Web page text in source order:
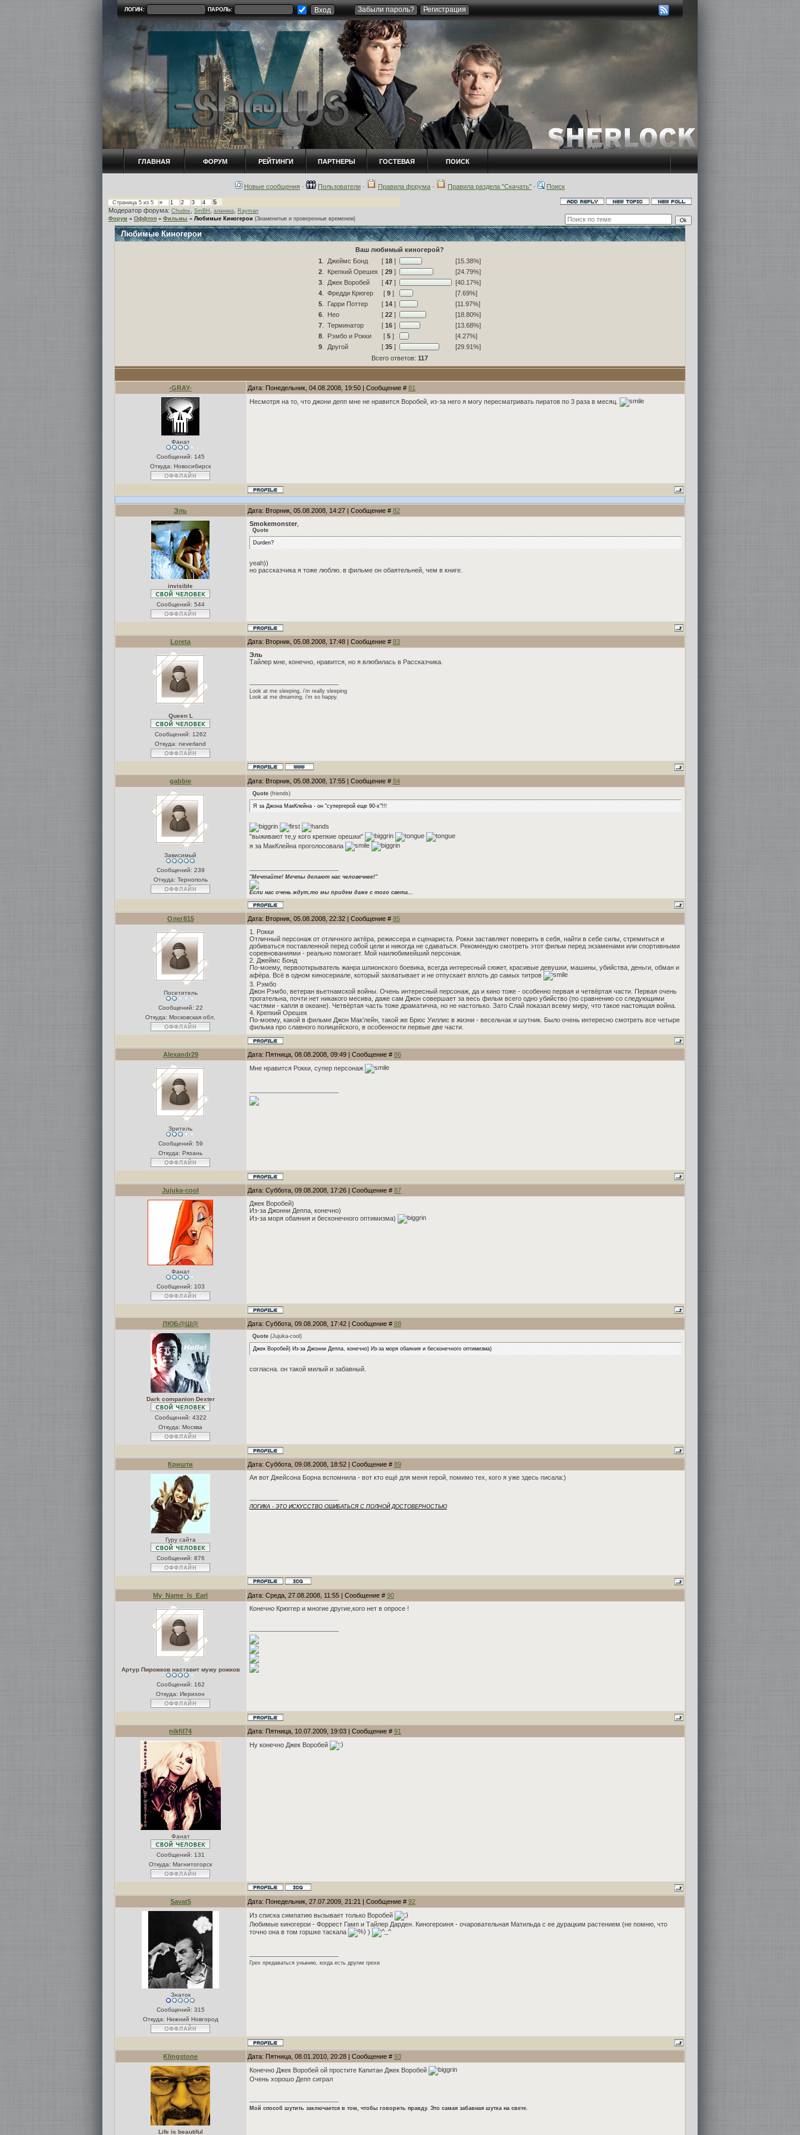
ЛОГИН: ПАРОЛЬ: Забыли пароль? Регистрация
ГЛАВНАЯ ФОРУМ РЕЙТИНГИ ПАРТНЕРЫ ГОСТЕВАЯ ПОИСК
Новые сообщения · Пользователи · Правила форума · Правила раздела "Скачать" · Поиск
Страница 5 из 5 « 1 2 3 4
5
Модератор форума: Chudov SmBH аланика
Rayman
Форум » Оффтоп » Фильмы » Любимые Киногерои (Знаменитые и проверенные временем)
Любимые Киногерои
Ваш любимый киногерой?
1
Джеймс Бонд [18 ]
[15.38%]
2
Крепкий Орешек [29 ]
[24.79%]
3
Джек Воробей [47 ]
[40.17%]
4
Фредди Крюгер [9 ]
[7.69%]
5
Гарри Поттер [14 ]
[11.97%]
6
Нео [22 ]
[18.80%]
7
Терминатор [16 ]
[13.68%]
8
Рэмбо и Рокки [5 ]
[4.27%]
9
Другой [35 ]
[29.91%]
Всего ответов:117
-GRAY- Дата: Понедельник, 04.08.2008, 19:50 | Сообщение # 81
Фанат
Сообщений: 145
Откуда: Новосибирск
Несмотря на то, что джони депп мне не нравится Воробей, из-за него я могу пересматривать пиратов по 3 раза в месяц.
Эль Дата: Вторник, 05.08.2008, 14:27 | Сообщение # 82
invisible
Сообщений: 544
Smokemonster,
Quote
Durden?
yeah))
но рассказчика я тоже люблю. в фильме он обаятельней, чем в книге.
Loreta Дата: Вторник, 05.08.2008, 17:48 | Сообщение # 83
Queen L
Сообщений: 1262
Откуда: neverland
Эль
Тайлер мне, конечно, нравится, но я влюбилась в Рассказчика.
Look at me sleeping, i'm really sleeping
Look at me dreaming, i'm so happy.
gabbie Дата: Вторник, 05.08.2008, 17:55 | Сообщение # 84
Зависимый
Сообщений: 239
Откуда: Тернополь
Quote(friends)
Я за Джона МакКлейна - он "супергерой еще 90-х"!!!
"выживают те,у кого крепкие орешки"
я за МакКлейна проголосовала
"Мечтайте! Мечты делают нас человечнее!"
Если нас очень ждут,то мы придем даже с того света...
Олег815 Дата: Вторник, 05.08.2008, 22:32 | Сообщение # 85
Посетитель
Сообщений: 22
Откуда: Московская обл.
1. Рокки
Отличный персонаж от отличного актёра, режиссера и сценариста. Рокки заставляет поверить в себя, найти в себе силы, стремиться и
добиваться поставленной перед собой цели и никогда не сдаваться. Рекомендую смотреть этот фильм перед экзаменами или спортивными
соревнованиями - реально помогает. Мой наилюбимейший персонаж.
2. Джеймс Бонд
По-моему, первооткрыватель жанра шпионского боевика, всегда интересный сюжет, красивые девушки, машины, убийства, деньги, обман и
афёра. Всё в одном киносериале, который захватывает и не отпускает вплоть до самых титров
3. Рэмбо
Джон Рэмбо, ветеран вьетнамской войны. Очень интересный персонаж, да и кино тоже - особенно первая и четвёртая части. Первая очень
трогательна, почти нет никакого месива, даже сам Джон совершает за весь фильм всего одно убийство (по сравнению со следующими
частями - капля в океане). Четвёртая часть тоже драматична, но не настолько. Зато Слай показал всему миру, что такое настоящая война.
4. Крепкий Орешек
По-моему, какой в фильме Джон Мак'лейн, такой же Брюс Уиллис в жизни - весельчак и шутник. Было очень интересно смотреть все четыре
фильма про славного полицейского, в особенности первые две части.
Alexandr29 Дата: Пятница, 08.08.2008, 09:49 | Сообщение # 86
Зритель
Сообщений: 59
Откуда: Рязань
Мне нравится Рокки, супер персонаж
Jujuka-cool Дата: Суббота, 09.08.2008, 17:26 | Сообщение # 87
Фанат
Сообщений: 103
Джек Воробей)
Из-за Джонни Деппа, конечно)
Из-за моря обаяния и бесконечного оптимизма)
ЛЮБ@Ш@ Дата: Суббота, 09.08.2008, 17:42 | Сообщение # 88
Dark companion Dexter
Сообщений: 4322
Откуда: Москва
Quote(Jujuka-cool )
Джек Воробей) Из-за Джонни Деппа, конечно) Из-за моря обаяния и бесконечного оптимизма)
согласна. он такой милый и забавный.
Кришти Дата: Суббота, 09.08.2008, 18:52 | Сообщение # 89
Гуру сайта
Сообщений: 876
Ая вот Джейсона Борна вспомнила - вот кто ещё для меня герой, помимо тех, кого я уже здесь писала:)
ЛОГИКА - ЭТО ИСКУССТВО ОШИБАТЬСЯ С ПОЛНОЙ ДОСТОВЕРНОСТЬЮ
My_Name_Is_Earl Дата: Среда, 27.08.2008, 11:55 | Сообщение # 90
Артур Пирожков наставит мужу рожков
Сообщений: 162
Откуда: Иерихон
Конечно Крюггер и многие другие,кого нет в опросе !
nikfil74 Дата: Пятница, 10.07.2009, 19:03 | Сообщение # 91
Фанат
Сообщений: 131
Откуда: Магнитогорск
Ну конечно Джек Воробей
Savat5 Дата: Понедельник, 27.07.2009, 21:21 | Сообщение # 92
Знаток
Сообщений: 315
Откуда: Нижний Новгород
Из списка симпатию вызывает только Воробей
Любимые киногерои - Форрест Гамп и Тайлер Дарден. Киногероиня - очаровательная Матильда с ее дурацким растением (не помню, что
точно она в том горшке таскала
)
Грех предаваться унынию, когда есть другие грехи
Klingstone Дата: Пятница, 08.01.2010, 20:28 | Сообщение # 93
Life is beautiful
Конечно Джек Воробей ой простите Капитан Джек Воробей
Очень хорошо Депп сиграл
Мой способ шутить заключается в том, чтобы говорить правду. Это самая забавная шутка на свете.